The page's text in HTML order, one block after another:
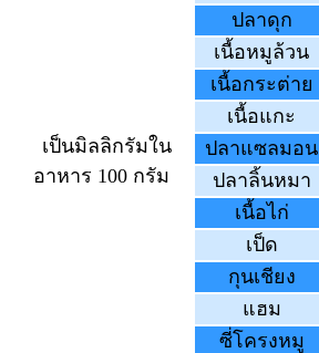
เป็นมิลลิกรัมใน
อาหาร 100 กรัม
ปลาดุก
เนื้อหมูล้วน
เนื้อกระต่าย
เนื้อแกะ
ปลาแซลมอน
ปลาลิ้นหมา
เนื้อไก่
เป็ด
กุนเชียง
แฮม
ซี่โครงหมู